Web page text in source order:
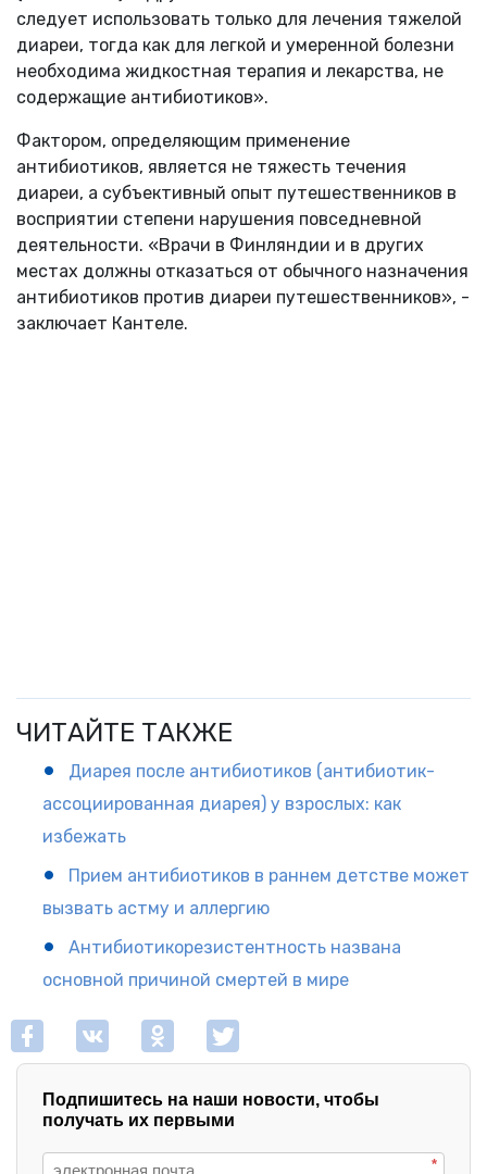
следует использовать только для лечения тяжелой
диареи, тогда как для легкой и умеренной болезни
необходима жидкостная терапия и лекарства, не
содержащие антибиотиков».
Фактором, определяющим применение
антибиотиков, является не тяжесть течения
диареи, а субъективный опыт путешественников в
восприятии степени нарушения повседневной
деятельности. «Врачи в Финляндии и в других
местах должны отказаться от обычного назначения
антибиотиков против диареи путешественников», -
заключает Кантеле.
ЧИТАЙТЕ ТАКЖЕ
Диарея после антибиотиков (антибиотик-
ассоциированная диарея) у взрослых: как
избежать
Прием антибиотиков в раннем детстве может
вызвать астму и аллергию
Антибиотикорезистентность названа
основной причиной смертей в мире
Подпишитесь на наши новости, чтобы
получать их первыми
*